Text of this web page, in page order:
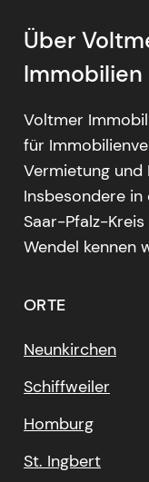
Über
Voltmer
für
Vermietung und
Insbesondere in
Saar-Pfalz-
Wendel kennen
ORTE
Neunkirchen
Schiffweiler
Homburg
St. Ingbert